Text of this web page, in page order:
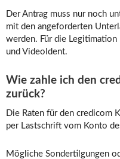
Der Antrag muss nur noch
mit den angeforderten
werden. Für die
und VideoIdent.
Wie zahle ich den
zurück?
Die Raten für den credicom
per Lastschrift vom Konto
Mögliche Sondertilgungen